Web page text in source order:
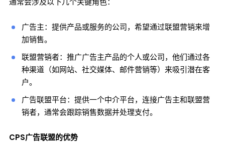
广告主：提供产品或服务的公司，希望通过联盟营销来增
加销售。
联盟营销者：推广广告主产品的个人或公司，他们通过各
种渠道（如网站、社交媒体、邮件营销等）来吸引潜在客
户。
广告联盟平台：提供一个中介平台，连接广告主和联盟营
销者，通常会跟踪销售数据并处理支付。
CPS广告联盟的优势